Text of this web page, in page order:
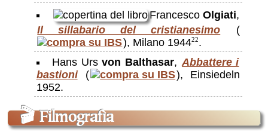
FrancescoOlgiati,
Il sillabario del cristianesimo (
), Milano 194422.
Hans Ursvon Balthasar, Abbattere i
bastioni (
), Einsiedeln
1952.
🎬 Filmografìa